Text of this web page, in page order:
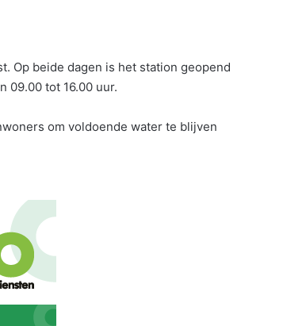
Op beide dagen is het station geopend
09.00 tot 16.00 uur.
om voldoende water te blijven